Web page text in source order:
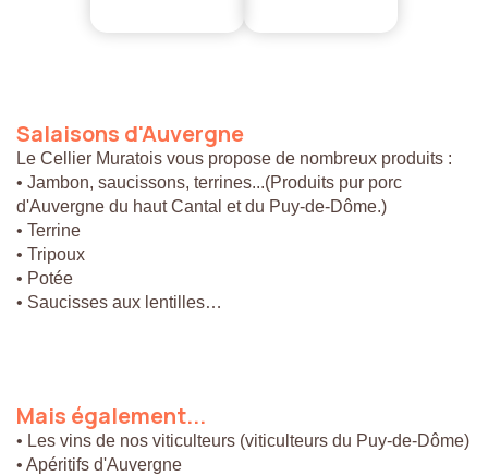
Salaisons d'Auvergne
Le Cellier Muratois vous propose de nombreux produits :
• Jambon, saucissons, terrines...(Produits pur porc
d'Auvergne du haut Cantal et du Puy-de-Dôme.)
• Terrine
• Tripoux
• Potée
• Saucisses aux lentilles…
Mais également...
• Les vins de nos viticulteurs (viticulteurs du Puy-de-Dôme)
• Apéritifs d'Auvergne